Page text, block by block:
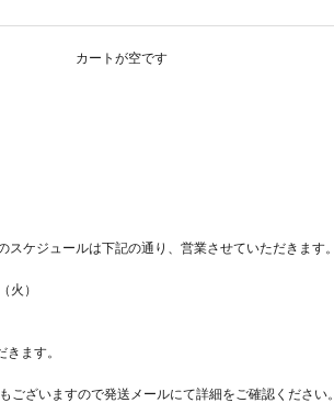
カートが空です
ケジュールは下記の通り、営業させていただきます。
火）
ます。
ございますので発送メールにて詳細をご確認ください。